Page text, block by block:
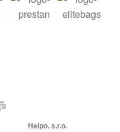
Helpo. s.r.o.